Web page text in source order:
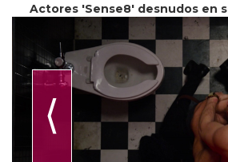
Actores 'Sense8' desnudos en
⟨